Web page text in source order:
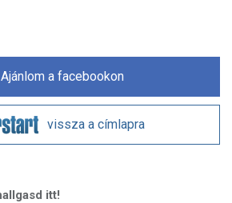
Ajánlom a facebookon
vissza a címlapra